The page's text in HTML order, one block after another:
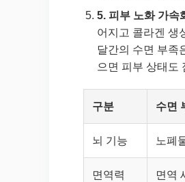
5. 피부 노화 가속
어지고 콜라겐 생
달간의 수면 부족
으면 피부 상태도
구분 수면
뇌 기능 노폐
면역력 면역